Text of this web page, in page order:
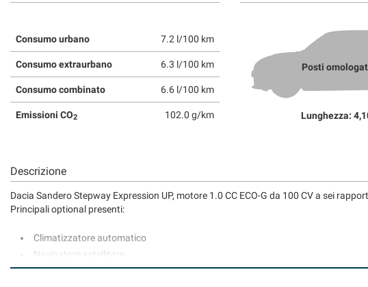
Consumo urbano 7.2 l/100 km
Consumo extraurbano 6.3 l/100 km
Consumo combinato 6.6 l/100 km
Emissioni CO2 102.0 g/km
Posti
Lunghezza:
Descrizione
Dacia Sandero Stepway Expression UP, motore 1.0 CC ECO-G da 100 CV a sei
Principali optional presenti:
Climatizzatore automatico
Navigatore satellitare
Cerchi in lega da 16''
Cookie necessari
Cookie delle preferenze
Cookie per il miglioramento dell'esperienza utente
Cookie di marketing